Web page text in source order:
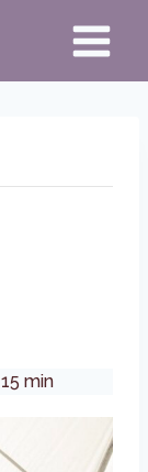
min